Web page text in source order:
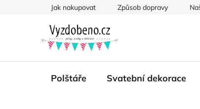
Jak nakupovat Způsob dopravy
Polštáře Svatební dekorace